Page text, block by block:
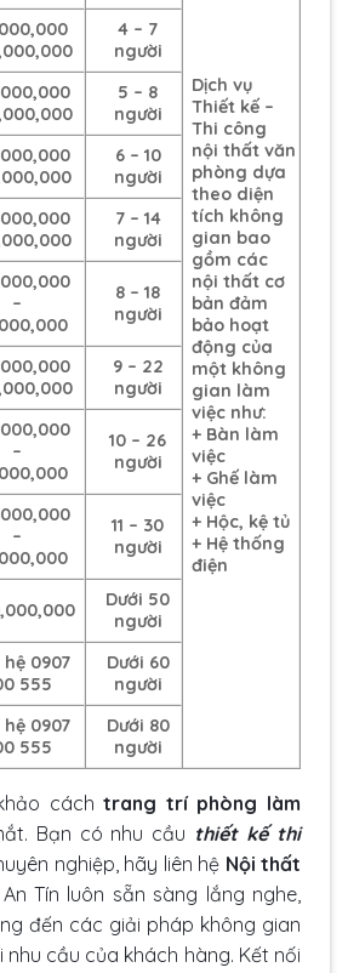
Dịch vụ
Thiết kế –
Thi công
nội thất văn
phòng dựa
theo diện
tích không
gian bao
gồm các
nội thất cơ
bản đảm
bảo hoạt
động của
một không
gian làm
việc như:
+ Bàn làm
việc
+ Ghế làm
việc
+ Hộc, kệ tủ
+ Hệ thống
điện
4 – 7
người
5 – 8
người
6 – 10
người
7 – 14
người
–
8 – 18
người
9 – 22
người
–
10 – 26
người
–
11 – 30
người
Dưới 50
người
hệ 0907
555
Dưới 60
người
hệ 0907
555
Dưới 80
người
cáchtrang trí phòng làm
Bạn có nhu cầu thiết kế thi
nghiệp, hãy liên hệ Nội thất
Tín luôn sẵn sàng lắng nghe,
đến các giải pháp không gian
nhu cầu của khách hàng. Kết nối